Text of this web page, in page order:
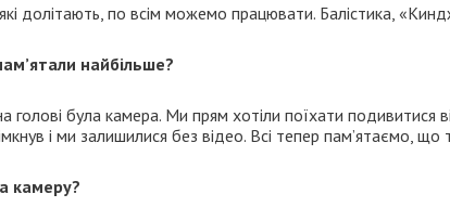
долітають, по всім можемо працювати. Балістика,
найбільше?
голові була камера. Ми прям хотіли поїхати подивитися
і ми залишилися без відео. Всі тепер пам’ятаємо,
камеру?